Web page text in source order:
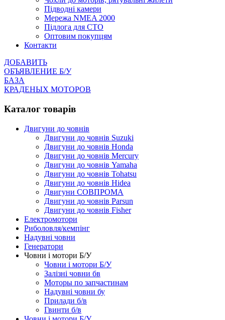
Підводні камери
Мережа NMEA 2000
Підлога для СТО
Оптовим покупцям
Контакти
ДОБАВИТЬ
ОБЪЯВЛЕНИЕ Б/У
БАЗА
КРАДЕНЫХ МОТОРОВ
Каталог товарів
Двигуни до човнів
Двигуни до човнів Suzuki
Двигуни до човнів Honda
Двигуни до човнів Mercury
Двигуни до човнів Yamaha
Двигуни до човнів Tohatsu
Двигуни до човнів Hidea
Двигуни СОВПРОМА
Двигуни до човнів Parsun
Двигуни до човнів Fisher
Електромотори
Риболовля/кемпінг
Надувні човни
Генератори
Човни і мотори Б/У
Човни і мотори Б/У
Залізні човни бв
Моторы по запчастинам
Надувні човни бу
Прилади б/в
Гвинти б/в